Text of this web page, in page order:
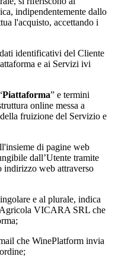
indipendentemente dallo
l'acquisto, accettando i
identificativi del Cliente
e ai Servizi ivi
Piattaforma” e termini
online messa a
fruizione del Servizio e
di pagine web
dall’Utente tramite
indirizzo web attraverso
e al plurale, indica
Agricola VICARA SRL che
che WinePlatform invia